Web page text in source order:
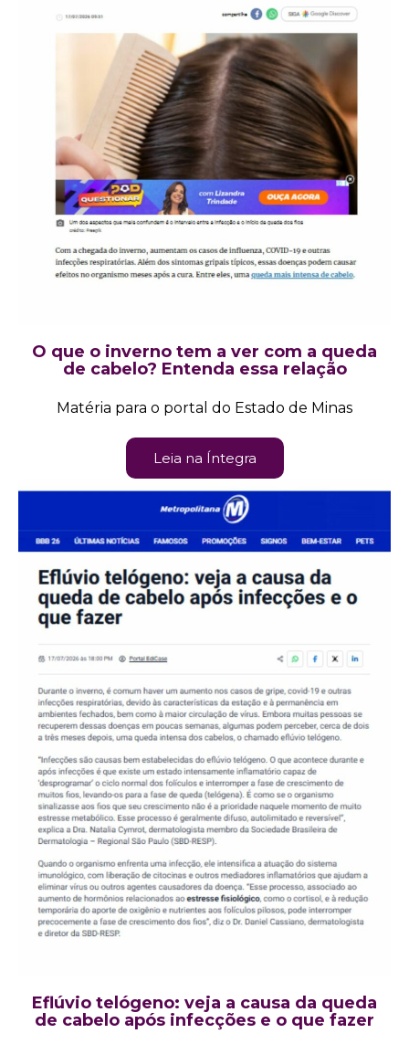
O que o inverno tem a ver com a queda
de cabelo? Entenda essa relação
Matéria para o portal do Estado de Minas
Leia na Íntegra
Eflúvio telógeno: veja a causa da queda
de cabelo após infecções e o que fazer